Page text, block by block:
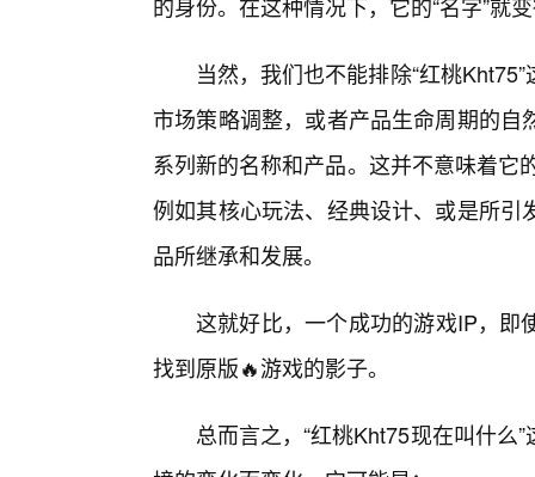
当然，我们也不能排除“红桃
市场策略调整，或者产品生命周期的
系列新的名称和产品。这并不意味着它
例如其核心玩法、经典设计、或是所
品所继承和发展。
这就好比，一个成功的游戏IP，即
找到原版🔥游戏的影子。
总而言之，“红桃Kht75现在叫什么